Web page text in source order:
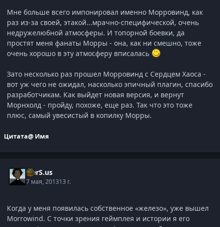
Мне больше всего импонировал именно Морровинд, как
раз из-за своей, этакой...мрачно-специфической, очень
недружелюбной атмосферы. И топорной боевки, да
простят меня фанаты Морры - она, как ни смешно, тоже
очень хорошо в эту атмосферу вписалась
Зато несколько раз прошел Морровинд с Сердцем Хаоса -
вот уж чего не ожидал, насколько эпичный плагин, спасибо
разработчикам. Как выйдет новая версия, и вернут
Морнхолд - пройду, похоже, еще раз. Так что это тоже
плюс, самый увесистый в копилку Морры.
Цитата@ Имя
V.erS.us
7 мая, 201313 г.
Когда у меня появилась собственное «железо», уже вышел
Morrowind. С точки зрения геймплея и истории я его